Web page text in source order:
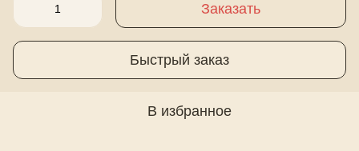
Заказать
Быстрый заказ
В избранное